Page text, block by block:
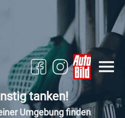
tanken!
Umgebung finden